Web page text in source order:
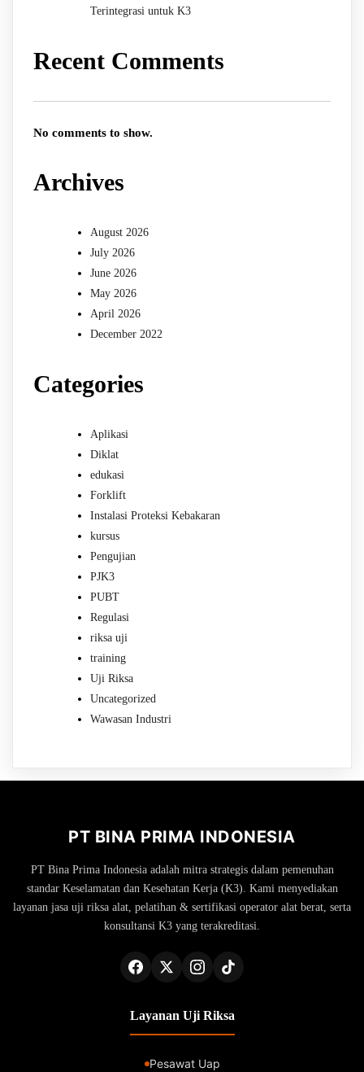
Terintegrasi untuk K3
Recent Comments
No comments to show.
Archives
August 2026
July 2026
June 2026
May 2026
April 2026
December 2022
Categories
Aplikasi
Diklat
edukasi
Forklift
Instalasi Proteksi Kebakaran
kursus
Pengujian
PJK3
PUBT
Regulasi
riksa uji
training
Uji Riksa
Uncategorized
Wawasan Industri
PT BINA PRIMA INDONESIA
PT Bina Prima Indonesia adalah mitra strategis dalam pemenuhan
standar Keselamatan dan Kesehatan Kerja (K3). Kami menyediakan
layanan jasa uji riksa alat, pelatihan & sertifikasi operator alat berat, serta
konsultansi K3 yang terakreditasi.
Layanan Uji Riksa
Pesawat Uap